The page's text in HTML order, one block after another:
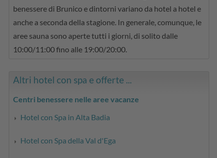
benessere di Brunico e dintorni variano da hotel a hotel e
anche a seconda della stagione. In generale, comunque, le
aree sauna sono aperte tutti i giorni, di solito dalle
10:00/11:00 fino alle 19:00/20:00.
Altri hotel con spa e offerte ...
Centri benessere nelle aree vacanze
Hotel con Spa in Alta Badia
Hotel con Spa della Val d'Ega